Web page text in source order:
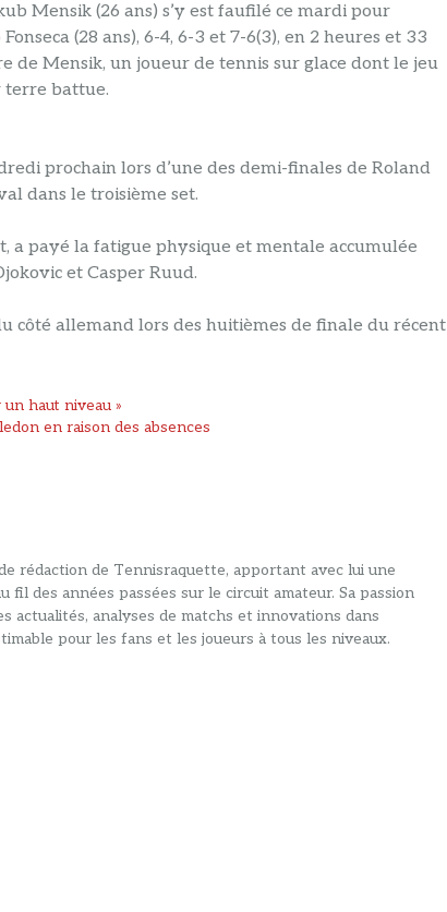
Mensik (26 ans) s’y est faufilé ce mardi pour
(28 ans), 6-4, 6-3 et 7-6(3), en 2 heures et 33
de Mensik, un joueur de tennis sur glace dont le jeu
terre battue.
prochain lors d’une des demi-finales de Roland
dans le troisième set.
a payé la fatigue physique et mentale accumulée
et Casper Ruud.
côté allemand lors des huitièmes de finale du récent
haut niveau »
en raison des absences
rédaction de Tennisraquette, apportant avec lui une
des années passées sur le circuit amateur. Sa passion
analyses de matchs et innovations dans
pour les fans et les joueurs à tous les niveaux.